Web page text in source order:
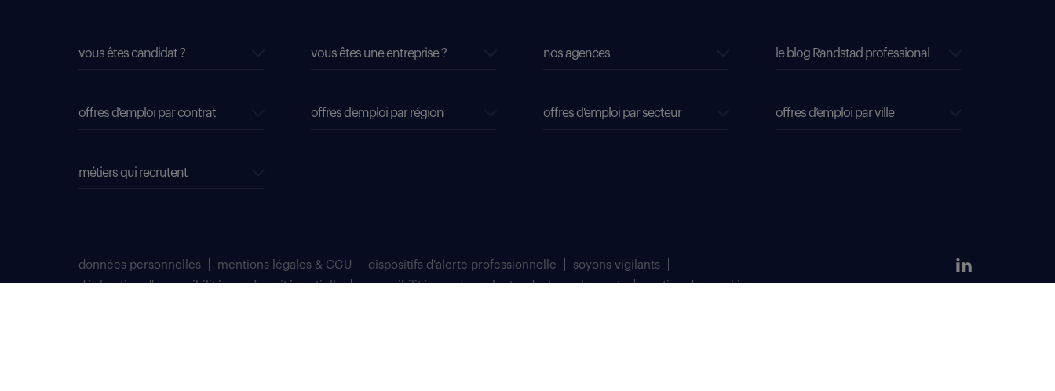
vous êtes candidat ? vous êtes une entreprise ? nos agences le blog Randstad professional
offres d'emploi par contrat offres d'emploi par région offres d'emploi par secteur offres d’emploi par ville
métiers qui recrutent
données personnelles mentions légales & CGU dispositifs d'alerte professionnelle
soyons vigilants
déclaration d'accessibilité : conformité partielle
accessibilité sourds, malentendants, malvoyants
gestion des cookies